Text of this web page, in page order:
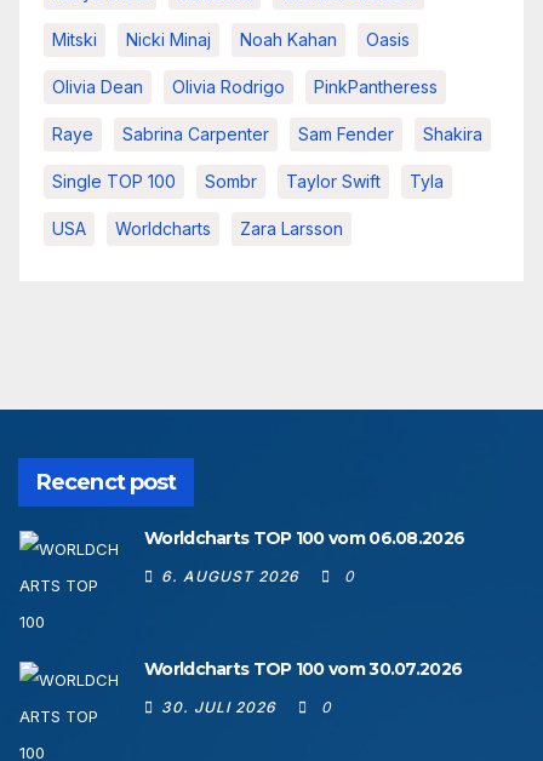
Mitski Nicki Minaj Noah Kahan Oasis
Olivia Dean Olivia Rodrigo PinkPantheress
Raye Sabrina Carpenter Sam Fender Shakira
Single TOP 100 Sombr Taylor Swift Tyla
USA Worldcharts Zara Larsson
Recenct post
Worldcharts TOP 100 vom 06.08.2026
6. AUGUST 2026 0
Worldcharts TOP 100 vom 30.07.2026
30. JULI 2026 0